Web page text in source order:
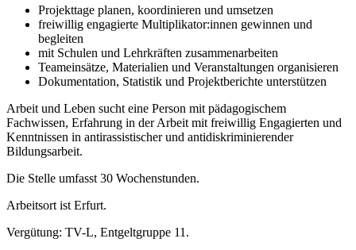
Projekttage planen, koordinieren und umsetzen
freiwillig engagierte Multiplikator:innen gewinnen und
begleiten
mit Schulen und Lehrkräften zusammenarbeiten
Teameinsätze, Materialien und Veranstaltungen organisieren
Dokumentation, Statistik und Projektberichte unterstützen
Arbeit und Leben sucht eine Person mit pädagogischem
Fachwissen, Erfahrung in der Arbeit mit freiwillig Engagierten und
Kenntnissen in antirassistischer und antidiskriminierender
Bildungsarbeit.
Die Stelle umfasst 30 Wochenstunden.
Arbeitsort ist Erfurt.
Vergütung: TV-L, Entgeltgruppe 11.